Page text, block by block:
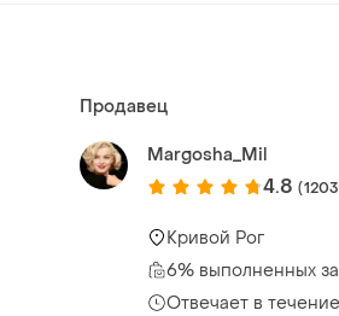
Продавец
Margosha_Mil
4.8
Кривой Рог
6% выполненных
Отвечает в